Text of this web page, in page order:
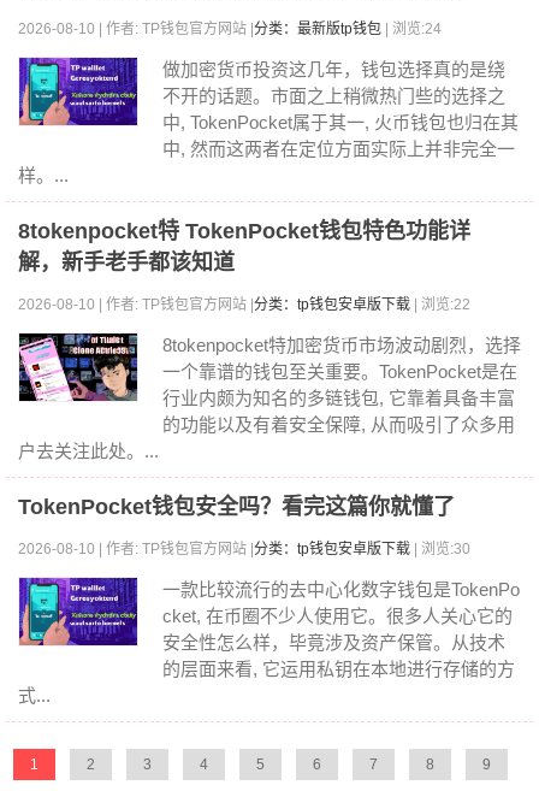
2026-08-10 | 作者: TP钱包官方网站 | 分类：最新版tp钱包 | 浏览:24
做加密货币投资这几年，钱包选择真的是绕
不开的话题。市面之上稍微热门些的选择之
中, TokenPocket属于其一, 火币钱包也归在其
中, 然而这两者在定位方面实际上并非完全一
样。...
8tokenpocket特 TokenPocket钱包特色功能详
解，新手老手都该知道
2026-08-10 | 作者: TP钱包官方网站 | 分类：tp钱包安卓版下载 | 浏览:22
8tokenpocket特加密货币市场波动剧烈，选择
一个靠谱的钱包至关重要。TokenPocket是在
行业内颇为知名的多链钱包, 它靠着具备丰富
的功能以及有着安全保障, 从而吸引了众多用
户去关注此处。...
TokenPocket钱包安全吗？看完这篇你就懂了
2026-08-10 | 作者: TP钱包官方网站 | 分类：tp钱包安卓版下载 | 浏览:30
一款比较流行的去中心化数字钱包是TokenPo
cket, 在币圈不少人使用它。很多人关心它的
安全性怎么样，毕竟涉及资产保管。从技术
的层面来看, 它运用私钥在本地进行存储的方
式...
1 2 3 4 5 6 7 8 9